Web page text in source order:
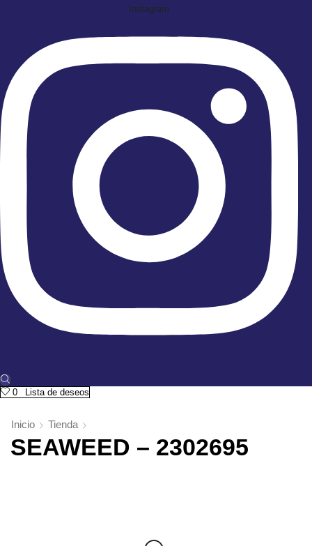
Instagram
0 Lista de deseos
Inicio Tienda
SEAWEED – 2302695